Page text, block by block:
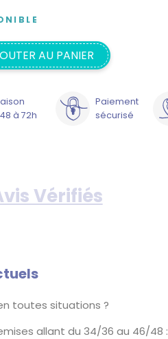
AU PANIER
à 72h
Paiement
sécurisé
Vérifiés
toutes situations ?
allant du 34/36 au 46/48 :